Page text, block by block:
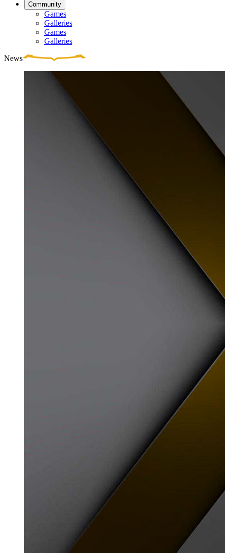
Community
Games
Galleries
Games
Galleries
News